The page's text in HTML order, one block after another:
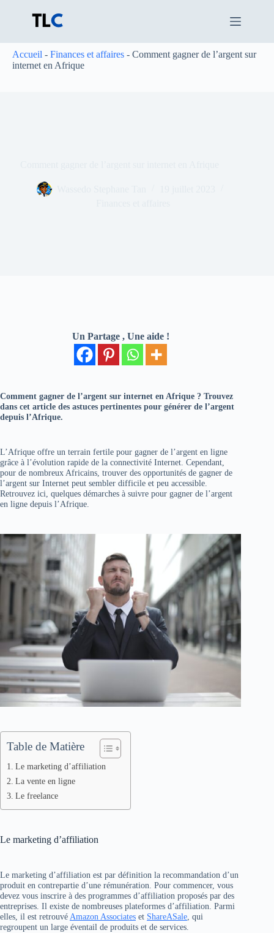
Accueil - Finances et affaires - Comment gagner de l’argent sur
internet en Afrique
Un Partage , Une aide !
Comment gagner de l’argent sur internet en Afrique ? Trouvez
dans cet article des astuces pertinentes pour générer de l’argent
depuis l’Afrique.
L’Afrique offre un terrain fertile pour gagner de l’argent en ligne
grâce à l’évolution rapide de la connectivité Internet. Cependant,
pour de nombreux Africains, trouver des opportunités de gagner de
l’argent sur Internet peut sembler difficile et peu accessible.
Retrouvez ici, quelques démarches à suivre pour gagner de l’argent
en ligne depuis l’Afrique.
Table de Matière
Le marketing d’affiliation
La vente en ligne
Le freelance
Le marketing d’affiliation
Le marketing d’affiliation est par définition la recommandation d’un
produit en contrepartie d’une rémunération. Pour commencer, vous
devez vous inscrire à des programmes d’affiliation proposés par des
entreprises. Il existe de nombreuses plateformes d’affiliation. Parmi
elles, il est retrouvéAmazon Associates et ShareASale, qui
regroupent un large éventail de produits et de services.